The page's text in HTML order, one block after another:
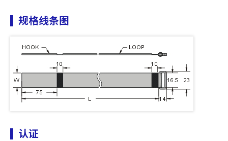
规格线条图
认证